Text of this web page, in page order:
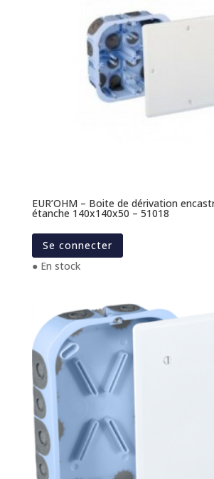
EUR’OHM – Boite de dérivation
étanche 140x140x50 – 51018
Se connecter
● En stock